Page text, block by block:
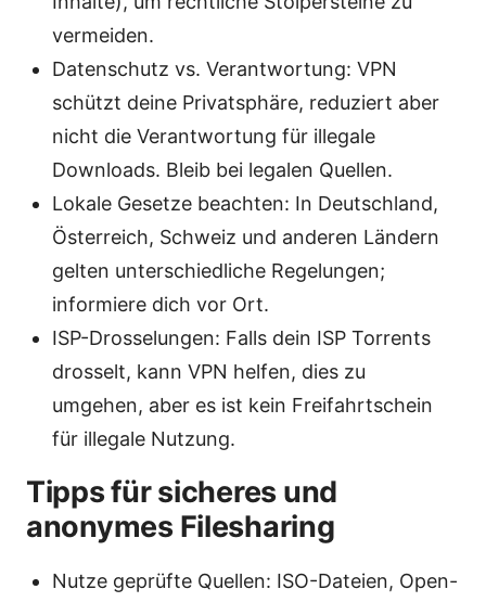
vermeiden.
Datenschutz vs. Verantwortung: VPN
schützt deine Privatsphäre, reduziert aber
nicht die Verantwortung für illegale
Downloads. Bleib bei legalen Quellen.
Lokale Gesetze beachten: In Deutschland,
Österreich, Schweiz und anderen Ländern
gelten unterschiedliche Regelungen;
informiere dich vor Ort.
ISP-Drosselungen: Falls dein ISP Torrents
drosselt, kann VPN helfen, dies zu
umgehen, aber es ist kein Freifahrtschein
für illegale Nutzung.
Tipps für sicheres und
anonymes Filesharing
Nutze geprüfte Quellen: ISO-Dateien, Open-